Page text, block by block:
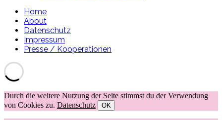
Home
About
Datenschutz
Impressum
Presse / Kooperationen
Durch die weitere Nutzung der Seite stimmst du der Verwendung
von Cookies zu. Datenschutz OK